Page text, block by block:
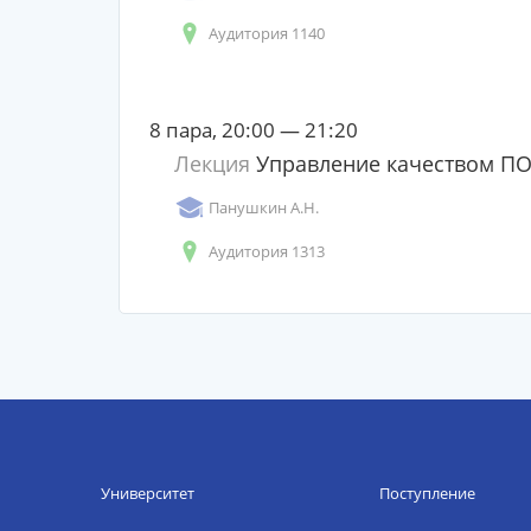
Аудитория 1140
8 пара, 20:00 — 21:20
Лекция Управление качеством ПО
Панушкин А.Н.
Аудитория 1313
Университет Поступление